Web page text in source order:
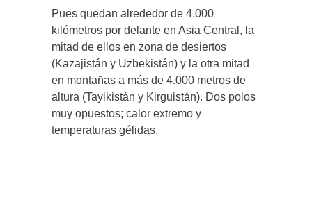
Pues quedan alrededor de 4.000
kilómetros por delante en Asia Central, la
mitad de ellos en zona de desiertos
(Kazajistán y Uzbekistán) y la otra mitad
en montañas a más de 4.000 metros de
altura (Tayikistán y Kirguistán). Dos polos
muy opuestos; calor extremo y
temperaturas gélidas.